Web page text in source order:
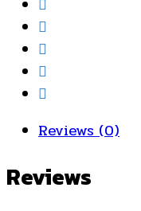
Reviews (0)
Reviews